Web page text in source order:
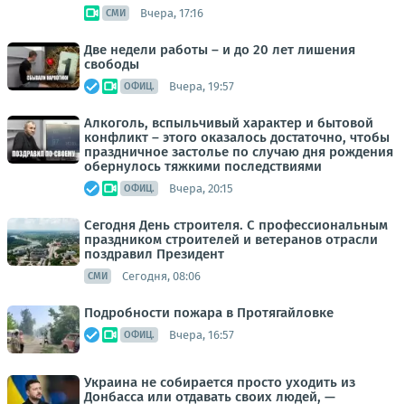
СМИ Вчера, 17:16
Две недели работы – и до 20 лет лишения
свободы
ОФИЦ. Вчера, 19:57
Алкоголь, вспыльчивый характер и бытовой
конфликт – этого оказалось достаточно, чтобы
праздничное застолье по случаю дня рождения
обернулось тяжкими последствиями
ОФИЦ. Вчера, 20:15
Сегодня День строителя. С профессиональным
праздником строителей и ветеранов отрасли
поздравил Президент
СМИ Сегодня, 08:06
Подробности пожара в Протягайловке
ОФИЦ. Вчера, 16:57
Украина не собирается просто уходить из
Донбасса или отдавать своих людей, —